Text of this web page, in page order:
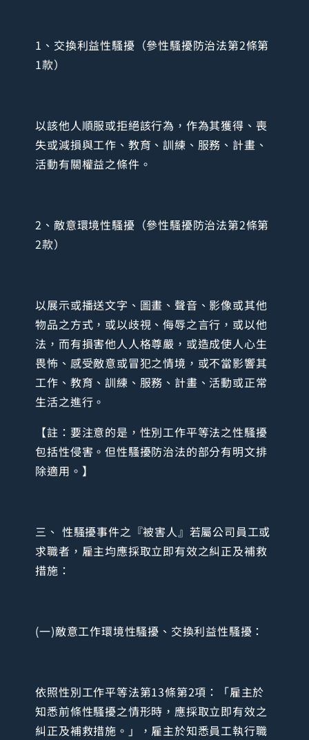
1、交換利益性騷擾（參性騷擾防治法第2條第
1款）
以該他人順服或拒絕該行為，作為其獲得、喪
失或減損與工作、教育、訓練、服務、計畫、
活動有關權益之條件。
2、敵意環境性騷擾（參性騷擾防治法第2條第
2款）
以展示或播送文字、圖畫、聲音、影像或其他
物品之方式，或以歧視、侮辱之言行，或以他
法，而有損害他人人格尊嚴，或造成使人心生
畏怖、感受敵意或冒犯之情境，或不當影響其
工作、教育、訓練、服務、計畫、活動或正常
生活之進行。
【註：要注意的是，性別工作平等法之性騷擾
包括性侵害。但性騷擾防治法的部分有明文排
除適用。】
三、 性騷擾事件之『被害人』若屬公司員工或
求職者，雇主均應採取立即有效之糾正及補救
措施：
(一)敵意工作環境性騷擾、交換利益性騷擾：
依照性別工作平等法第13條第2項：「雇主於
知悉前條性騷擾之情形時，應採取立即有效之
糾正及補救措施。」，雇主於知悉員工執行職